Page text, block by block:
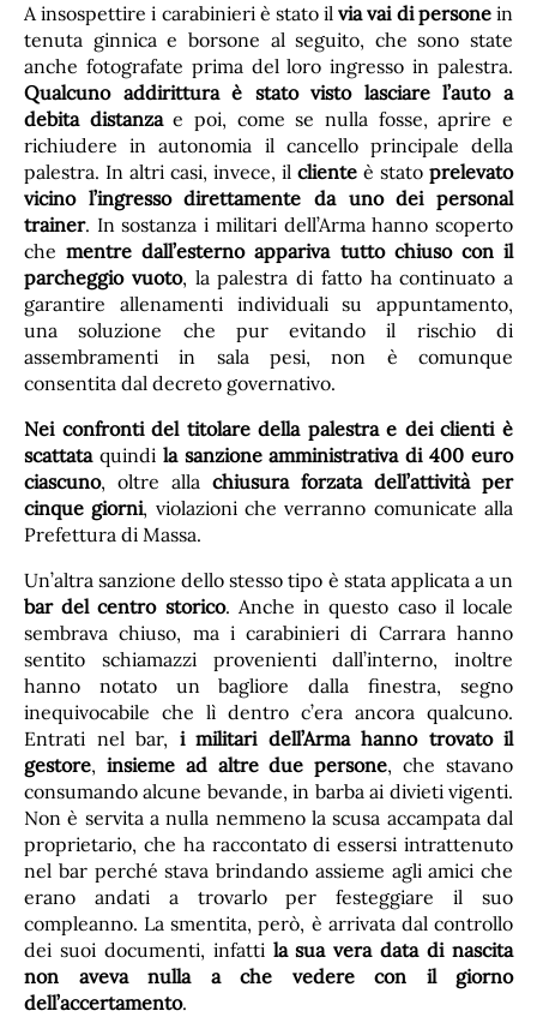
A insospettire i carabinieri è stato il via vai di personein
tenuta ginnica e borsone al seguito, che sono state
anche fotografate prima del loro ingresso in palestra.
Qualcuno addirittura è stato visto lasciare l’auto a
debita distanzae poi, come se nulla fosse, aprire e
richiudere in autonomia il cancello principale della
palestra. In altri casi, invece, il cliente è stato prelevato
vicino l’ingresso direttamente da uno dei personal
trainer. In sostanza i militari dell’Arma hanno scoperto
chementre dall’esterno appariva tutto chiuso con il
parcheggio vuoto, la palestra di fatto ha continuato a
garantire allenamenti individuali su appuntamento,
una soluzione che pur evitando il rischio di
assembramenti in sala pesi, non è comunque
consentita dal decreto governativo.
Nei confronti del titolare della palestra e dei clienti è
scattataquindila sanzione amministrativa di 400 euro
ciascuno, oltre alla chiusura forzata dell’attività per
cinque giorni, violazioni che verranno comunicate alla
Prefettura di Massa.
Un’altra sanzione dello stesso tipo è stata applicata a un
bar del centro storico. Anche in questo caso il locale
sembrava chiuso, ma i carabinieri di Carrara hanno
sentito schiamazzi provenienti dall’interno, inoltre
hanno notato un bagliore dalla finestra, segno
inequivocabile che lì dentro c’era ancora qualcuno.
Entrati nel bar, i militari dell’Arma hanno trovato il
gestore, insieme ad altre due persone, che stavano
consumando alcune bevande, in barba ai divieti vigenti.
Non è servita a nulla nemmeno la scusa accampata dal
proprietario, che ha raccontato di essersi intrattenuto
nel bar perché stava brindando assieme agli amici che
erano andati a trovarlo per festeggiare il suo
compleanno. La smentita, però, è arrivata dal controllo
dei suoi documenti, infatti la sua vera data di nascita
non aveva nulla a che vedere con il giorno
dell’accertamento.